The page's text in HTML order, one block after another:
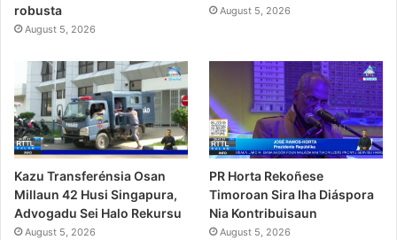
robusta
August 5, 2026
August 5, 2026
Kazu Transferénsia Osan
Millaun 42 Husi Singapura,
Advogadu Sei Halo Rekursu
August 5, 2026
PR Horta Rekoñese
Timoroan Sira Iha Diáspora
Nia Kontribuisaun
August 5, 2026